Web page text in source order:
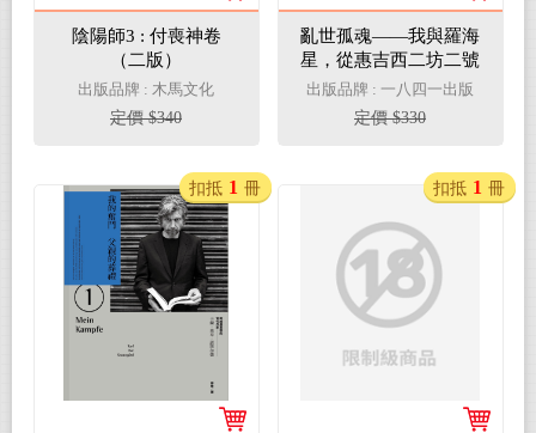
陰陽師3 : 付喪神卷
（二版）
出版品牌 : 木馬文化
定價 $340
亂世孤魂——我與羅海
星，從惠吉西二坊二號
到唐寧街十號
出版品牌 : 一八四一出版
定價 $330
扣抵 1 冊 扣抵 1 冊